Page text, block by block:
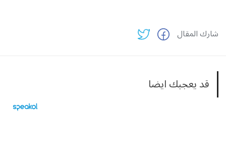
شارك المقال
قد يعجبك ايضا